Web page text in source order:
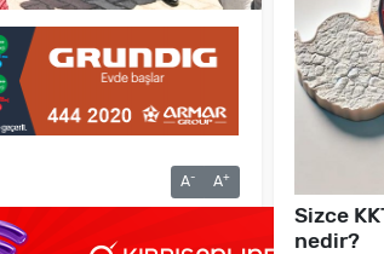
A- A+
Sizce
nedir?